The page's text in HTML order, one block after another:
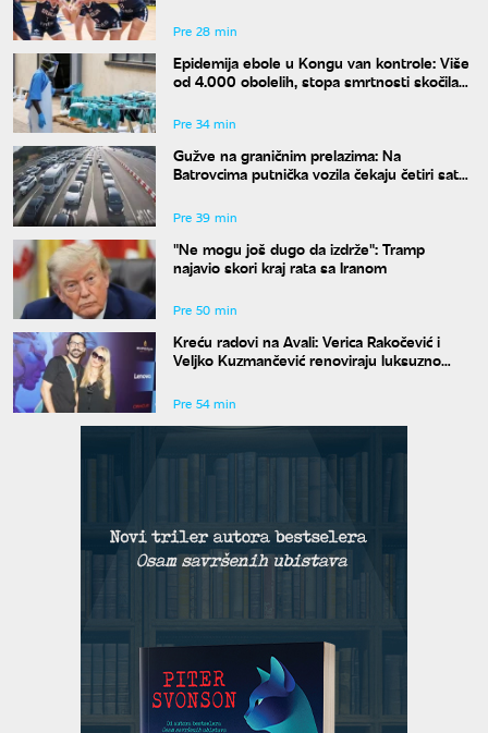
Pre 28 min
Epidemija ebole u Kongu van kontrole: Više
od 4.000 obolelih, stopa smrtnosti skočila
Pre 34 min
Gužve na graničnim prelazima: Na
Batrovcima putnička vozila čekaju četiri sata
Pre 39 min
"Ne mogu još dugo da izdrže": Tramp
najavio skori kraj rata sa Iranom
Pre 50 min
Kreću radovi na Avali: Verica Rakočević i
Veljko Kuzmančević renoviraju luksuzno
Pre 54 min